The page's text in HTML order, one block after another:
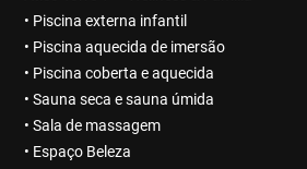
• Piscina externa infantil
• Piscina aquecida de imersão
• Piscina coberta e aquecida
• Sauna seca e sauna úmida
• Sala de massagem
• Espaço Beleza